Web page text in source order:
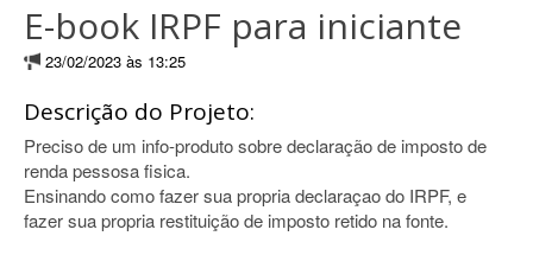
E-book IRPF para iniciante
23/02/2023 às 13:25
Descrição do Projeto:
Preciso de um info-produto sobre declaração de imposto de
renda pessosa fisica.
Ensinando como fazer sua propria declaraçao do IRPF, e
fazer sua propria restituição de imposto retido na fonte.